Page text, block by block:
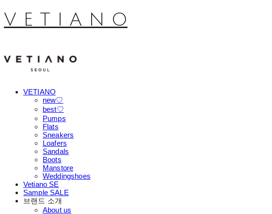
V E T I A N O
VETIANO
new♡
best♡
Pumps
Flats
Sneakers
Loafers
Sandals
Boots
Manstore
Weddingshoes
Vetiano SE
Sample SALE
브랜드 소개
About us